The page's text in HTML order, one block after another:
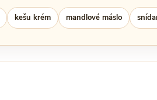
kešu krém mandlové máslo